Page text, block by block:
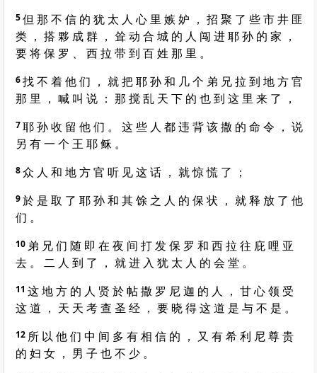
5但 那 不 信 的 犹 太 人 心 里 嫉 妒 ， 招 聚 了 些 市 井 匪
类 ， 搭 夥 成 群 ， 耸 动 合 城 的 人 闯 进 耶 孙 的 家 ，
要 将 保 罗 、 西 拉 带 到 百 姓 那 里 。
6找 不 着 他 们 ， 就 把 耶 孙 和 几 个 弟 兄 拉 到 地 方 官
那 里 ， 喊 叫 说 ： 那 搅 乱 天 下 的 也 到 这 里 来 了 ，
7耶 孙 收 留 他 们 。 这 些 人 都 违 背 该 撒 的 命 令 ， 说
另 有 一 个 王 耶 稣 。
8众 人 和 地 方 官 听 见 这 话 ， 就 惊 慌 了 ；
9於 是 取 了 耶 孙 和 其 馀 之 人 的 保 状 ， 就 释 放 了 他
们 。
10 弟 兄 们 随 即 在 夜 间 打 发 保 罗 和 西 拉 往 庇 哩 亚
去 。 二 人 到 了 ， 就 进 入 犹 太 人 的 会 堂 。
11 这 地 方 的 人 贤 於 帖 撒 罗 尼 迦 的 人 ， 甘 心 领 受
这 道 ， 天 天 考 查 圣 经 ， 要 晓 得 这 道 是 与 不 是 。
12 所 以 他 们 中 间 多 有 相 信 的 ， 又 有 希 利 尼 尊 贵
的 妇 女 ， 男 子 也 不 少 。